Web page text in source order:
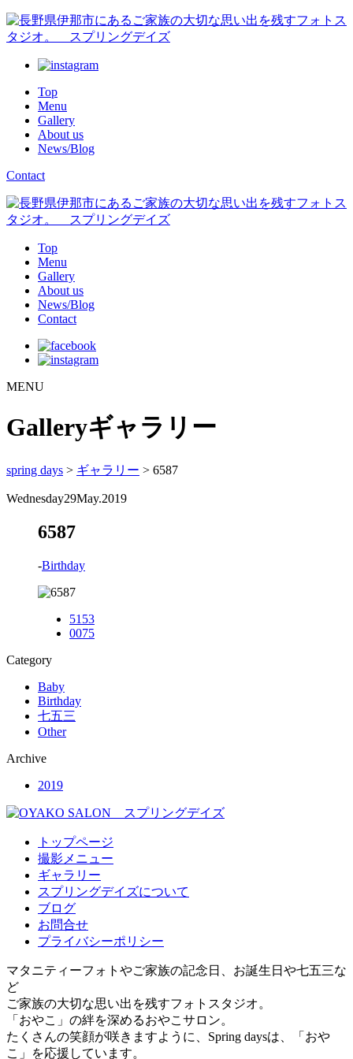
Top
Menu
Gallery
About us
News/Blog
Contact
Top
Menu
Gallery
About us
News/Blog
Contact
MENU
Galleryギャラリー
spring days > ギャラリー > 6587
Wednesday29May.2019
6587
-Birthday
5153
0075
Category
Baby
Birthday
七五三
Other
Archive
2019
トップページ
撮影メニュー
ギャラリー
スプリングデイズについて
ブログ
お問合せ
プライバシーポリシー
マタニティーフォトやご家族の記念日、お誕生日や七五三な
ど
ご家族の大切な思い出を残すフォトスタジオ。
「おやこ」の絆を深めるおやこサロン。
たくさんの笑顔が咲きますように、Spring daysは、「おや
こ」を応援しています。